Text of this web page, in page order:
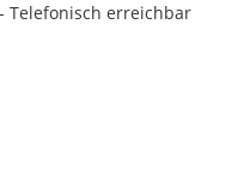
Telefonisch erreichbar